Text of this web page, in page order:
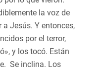
la voz de
a Jesús. Y entonces,
por el terror,
y los tocó. Están
Se inclina. Los